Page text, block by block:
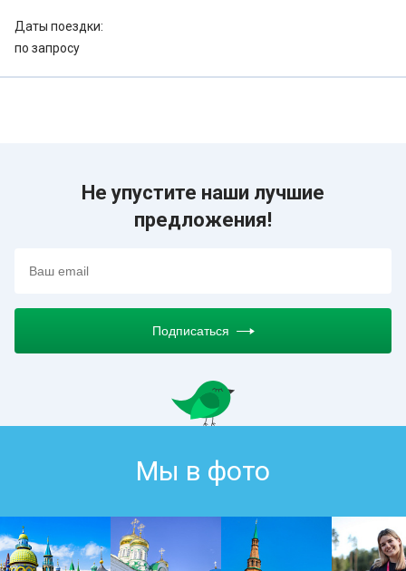
Даты поездки:
по запросу
Не упустите наши лучшие
предложения!
Подписаться
Мы в фото